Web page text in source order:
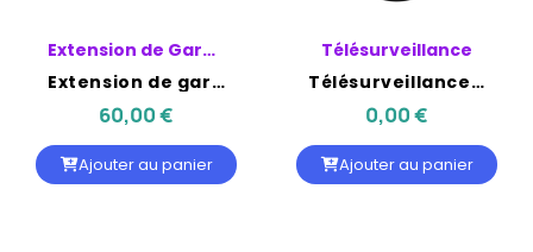
Extension de Garantie
Extension de garantie AJAX : +3 ans de protection - D
60,00 €
Ajouter au panier
Télésurveillance
Télésurveillance MADAY pour Alarme AJAX 24.99€/Mois
0,00 €
Ajouter au panier